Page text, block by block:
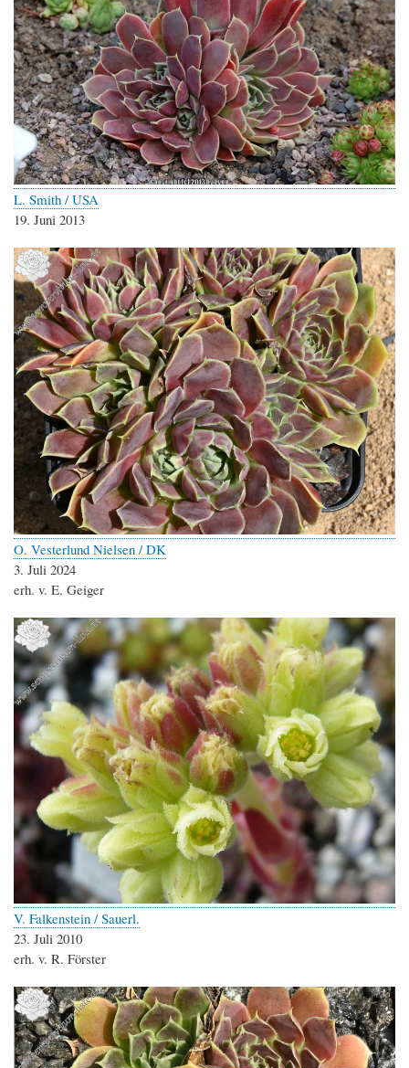
L. Smith / USA
19. Juni 2013
O. Vesterlund Nielsen / DK
3. Juli 2024
erh. v. E. Geiger
V. Falkenstein / Sauerl.
23. Juli 2010
erh. v. R. Förster